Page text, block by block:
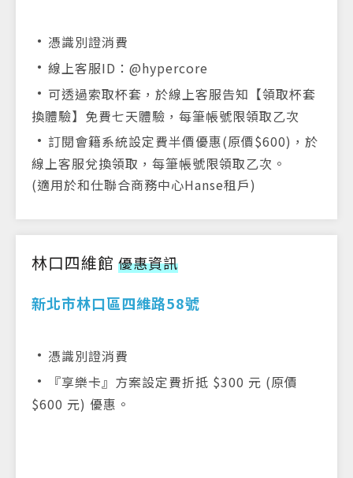
． 憑識別證消費
． 線上客服ID：@hypercore
． 可透過索取杯套，於線上客服告知【領取杯套
換體驗】免費七天體驗，每筆帳號限領取乙次
． 訂閱會籍系統設定費半價優惠(原價$600)，於
線上客服兌換領取，每筆帳號限領取乙次。
(適用於和仕聯合商務中心Hanse租戶)
林口四維館 優惠資訊
新北市林口區四維路58號
． 憑識別證消費
．
『享樂卡』方案設定費折抵 $300 元 (原價
$600 元) 優惠。